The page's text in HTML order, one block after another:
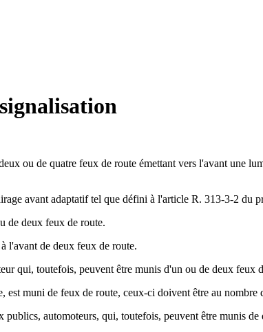
ou de quatre feux de route émettant vers l'avant une
avant adaptatif tel que défini à l'article R. 313-3-2 du
de deux feux de route.
l'avant de deux feux de route.
qui, toutefois, peuvent être munis d'un ou de deux feux
muni de feux de route, ceux-ci doivent être au nombre
automoteurs, qui, toutefois, peuvent être munis